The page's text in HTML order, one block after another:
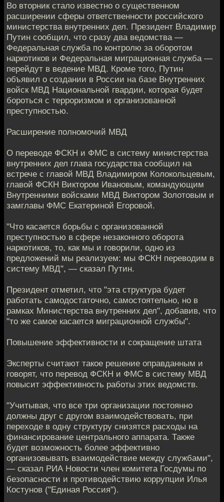
Во вторник стало известно о существенном
расширении сферы ответственности российского
министерства внутренних дел. Президент Владимир
Путин сообщил, что сразу два ведомства —
Федеральная служба по контролю за оборотом
наркотиков и Федеральная миграционная служба —
перейдут в ведение МВД. Кроме того, Путин
объявил о создании в России на базе Внутренних
войск МВД Национальной гвардии, которая будет
бороться с терроризмом и организованной
преступностью.
Расширение полномочий МВД
О переводе ФСКН и ФМС в систему министерства
внутренних дел глава государства сообщил на
встрече с главой МВД Владимиром Колокольцевым,
главой ФСКН Виктором Ивановым, командующим
Внутренними войсками МВД Виктором Золотовым и
замглавы ФМС Екатериной Егоровой.
"Что касается борьбы с организованной
преступностью в сфере незаконного оборота
наркотиков, то, как мы и говорили, одно из
предложений мы реализуем: мы ФСКН переводим в
систему МВД", — сказал Путин.
Президент отметил, что "эта структура будет
работать самодостаточно, самостоятельно, но в
рамках Министерства внутренних дел", добавив, что
"то же самое касается миграционной службы".
Повышение эффективности и сокращение штата
Эксперты считают такое решение оправданным и
говорят, что перевод ФСКН и ФМС в систему МВД
повысит эффективность работы этих ведомств.
"Учитывая, что все три организации постоянно
должны друг с другом взаимодействовать, при
переходе в одну структуру снизятся расходы на
финансирование центрального аппарата. Также
будет возможность более эффективно
организовывать взаимодействие между службами",
— сказал РИА Новости член комитета Госдумы по
безопасности и противодействию коррупции Илья
Костунов ("Единая Россия").